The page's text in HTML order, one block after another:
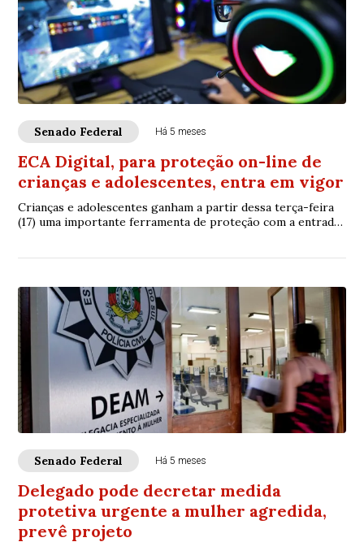
Senado Federal Há 5 meses
ECA Digital, para proteção on-line de
crianças e adolescentes, entra em vigor
Crianças e adolescentes ganham a partir dessa terça-feira
(17) uma importante ferramenta de proteção com a entrada
Senado Federal Há 5 meses
Delegado pode decretar medida
protetiva urgente a mulher agredida,
prevê projeto